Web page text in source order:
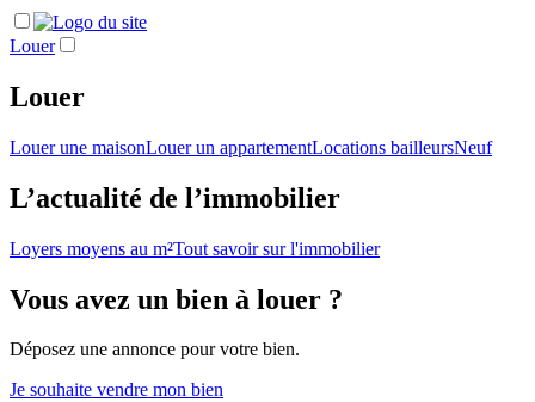
Louer
Louer
Louer une maisonLouer un appartementLocations bailleursNeuf
L’actualité de l’immobilier
Loyers moyens au m²Tout savoir sur l'immobilier
Vous avez un bien à louer ?
Déposez une annonce pour votre bien.
Je souhaite vendre mon bien